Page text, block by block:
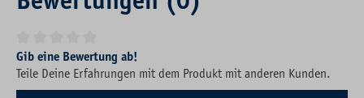
Durchschnittliche Bewertung von 0 von 5 Sternen
Gib eine Bewertung ab!
Teile Deine Erfahrungen mit dem Produkt mit anderen Kunden.